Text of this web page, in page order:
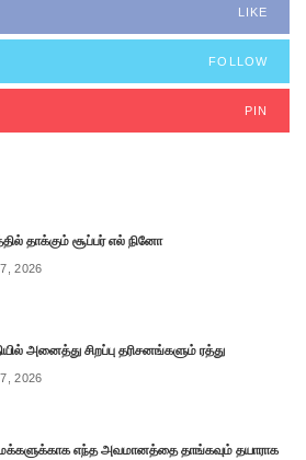
LIKE
FOLLOW
PIN
தாக்கும் சூப்பர் எல் நினோ
2026
அனைத்து சிறப்பு தரிசனங்களும் ரத்து
2026
எந்த அவமானத்தை தாங்கவும் தயாராக